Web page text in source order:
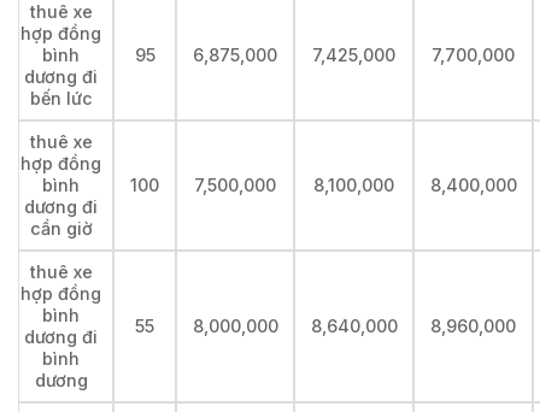
thuê xe
hợp đồng
bình
dương đi
bến lức
95 6,875,000 7,425,000 7,700,000
thuê xe
hợp đồng
bình
dương đi
cần giờ
100 7,500,000 8,100,000 8,400,000
thuê xe
hợp đồng
bình
dương đi
bình
dương
55 8,000,000 8,640,000 8,960,000